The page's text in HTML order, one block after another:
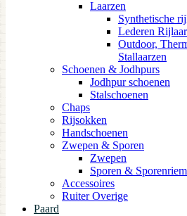
Laarzen
Synthetische
Lederen
Outdoor,
Stallaarzen
Schoenen & Jodhpurs
Jodhpur schoenen
Stalschoenen
Chaps
Rijsokken
Handschoenen
Zwepen & Sporen
Zwepen
Sporen &
Accessoires
Ruiter Overige
Paard